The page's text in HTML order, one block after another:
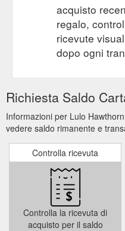
acquisto
regalo,
ricevute
dopo ogni
Richiesta Saldo
Informazioni per Lulo
vedere saldo rimanente e
Controlla ricevuta
Controlla la ricevuta di
acquisto per il saldo